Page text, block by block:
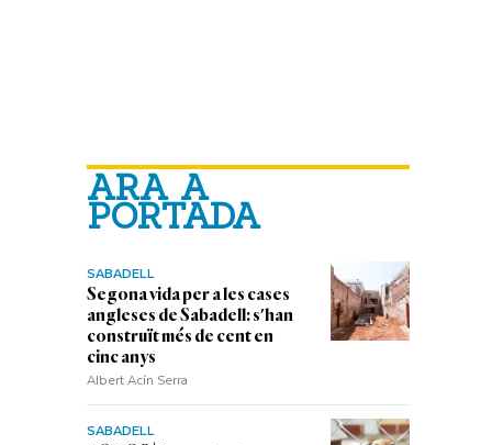
ARA A
PORTADA
SABADELL
Segona vida per a les cases
angleses de Sabadell: s'han
construït més de cent en
cinc anys
Albert Acín Serra
SABADELL